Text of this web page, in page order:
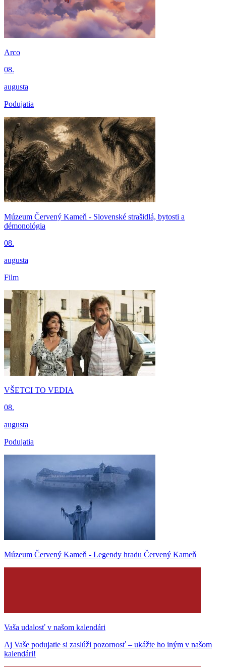
Arco
08.
augusta
Podujatia
Múzeum Červený Kameň - Slovenské strašidlá, bytosti a
démonológia
08.
augusta
Film
VŠETCI TO VEDIA
08.
augusta
Podujatia
Múzeum Červený Kameň - Legendy hradu Červený Kameň
Vaša udalosť v našom kalendári
Aj Vaše podujatie si zaslúži pozornosť – ukážte ho iným v našom
kalendári!